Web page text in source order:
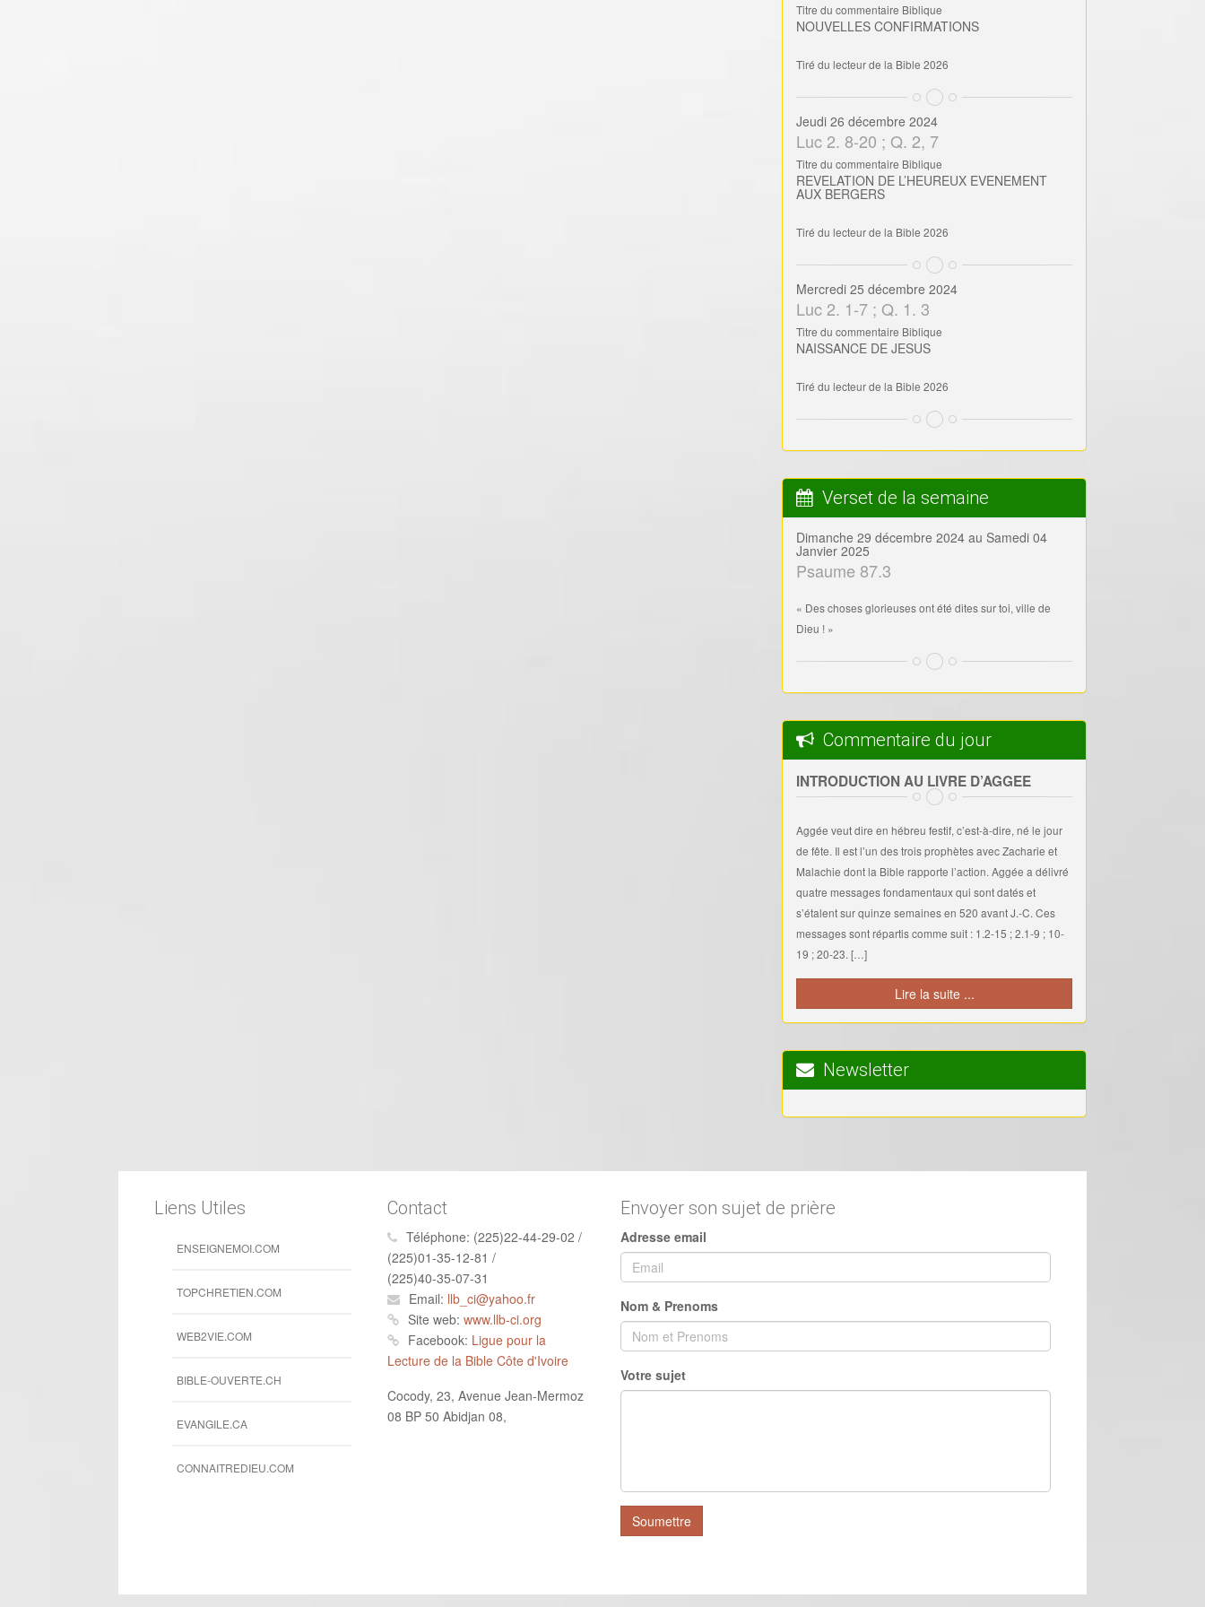
Titre du commentaire Biblique
NOUVELLES CONFIRMATIONS
Tiré du lecteur de la Bible 2026
Jeudi 26 décembre 2024
Luc 2. 8-20 ; Q. 2, 7
Titre du commentaire Biblique
REVELATION DE L’HEUREUX EVENEMENT
AUX BERGERS
Tiré du lecteur de la Bible 2026
Mercredi 25 décembre 2024
Luc 2. 1-7 ; Q. 1. 3
Titre du commentaire Biblique
NAISSANCE DE JESUS
Tiré du lecteur de la Bible 2026
Verset de la semaine
Dimanche 29 décembre 2024 au Samedi 04
Janvier 2025
Psaume 87.3
« Des choses glorieuses ont été dites sur toi, ville de
Dieu ! »
Commentaire du jour
INTRODUCTION AU LIVRE D’AGGEE
Aggée veut dire en hébreu festif, c’est-à-dire, né le jour
de fête. Il est l’un des trois prophètes avec Zacharie et
Malachie dont la Bible rapporte l’action. Aggée a délivré
quatre messages fondamentaux qui sont datés et
s’étalent sur quinze semaines en 520 avant J.-C. Ces
messages sont répartis comme suit : 1.2-15 ; 2.1-9 ; 10-
19 ; 20-23. […]
Lire la suite ...
Newsletter
Liens Utiles
ENSEIGNEMOI.COM
TOPCHRETIEN.COM
WEB2VIE.COM
BIBLE-OUVERTE.CH
EVANGILE.CA
CONNAITREDIEU.COM
Contact
Téléphone: (225)22-44-29-02 /
(225)01-35-12-81 /
(225)40-35-07-31
Email: llb_ci@yahoo.fr
Site web: www.llb-ci.org
Facebook: Ligue pour la
Lecture de la Bible Côte d'Ivoire
Cocody, 23, Avenue Jean-Mermoz
08 BP 50 Abidjan 08,
Envoyer son sujet de prière
Adresse email
Nom & Prenoms
Votre sujet
Soumettre